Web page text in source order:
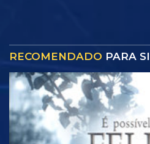
RECOMENDADO PARA SI